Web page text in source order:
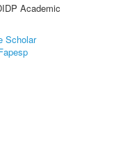
Academic
Scholar